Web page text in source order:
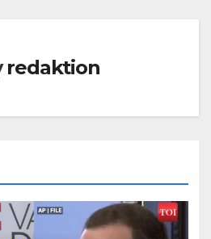
redaktion